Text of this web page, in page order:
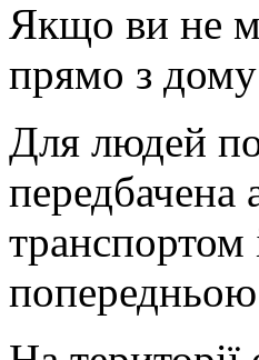
Якщо ви не
прямо з дому
Для людей
передбачена
транспортом